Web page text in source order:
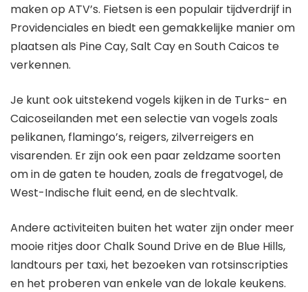
maken op ATV’s. Fietsen is een populair tijdverdrijf in
Providenciales en biedt een gemakkelijke manier om
plaatsen als Pine Cay, Salt Cay en South Caicos te
verkennen.
Je kunt ook uitstekend vogels kijken in de Turks- en
Caicoseilanden met een selectie van vogels zoals
pelikanen, flamingo’s, reigers, zilverreigers en
visarenden. Er zijn ook een paar zeldzame soorten
om in de gaten te houden, zoals de fregatvogel, de
West-Indische fluit eend, en de slechtvalk.
Andere activiteiten buiten het water zijn onder meer
mooie ritjes door Chalk Sound Drive en de Blue Hills,
landtours per taxi, het bezoeken van rotsinscripties
en het proberen van enkele van de lokale keukens.